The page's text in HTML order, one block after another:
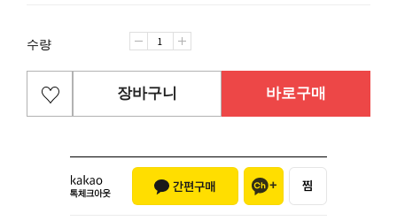
수량
장바구니 바로구매